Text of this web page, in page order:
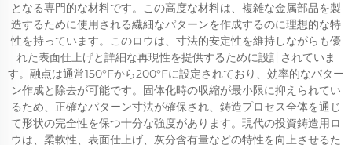
となる専門的な材料です。この高度な材料は、複雑な金属部品を製
造するために使用される繊細なパターンを作成するのに理想的な特
性を持っています。このロウは、寸法的安定性を維持しながらも優
れた表面仕上げと詳細な再現性を提供するために設計されていま
す。融点は通常150°Fから200°Fに設定されており、効率的なパター
ン作成と除去が可能です。固体化時の収縮が最小限に抑えられてい
るため、正確なパターン寸法が確保され、鋳造プロセス全体を通じ
て形状の完全性を保つ十分な強度があります。現代の投資鋳造用ロ
ウは、柔軟性、表面仕上げ、灰分含有量などの特性を向上させるた